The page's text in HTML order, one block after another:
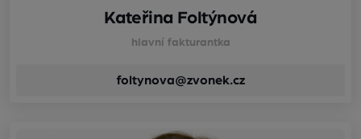
Kateřina Foltýnová
hlavní fakturantka
foltynova@zvonek.cz